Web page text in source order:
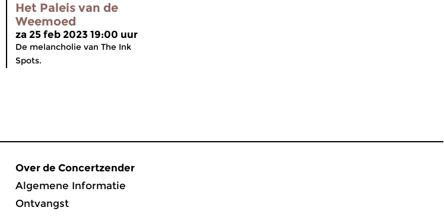
Het Paleis van de
Weemoed
za 25 feb 2023 19:00 uur
De melancholie van The Ink
Spots.
Over de Concertzender
Algemene Informatie
Ontvangst